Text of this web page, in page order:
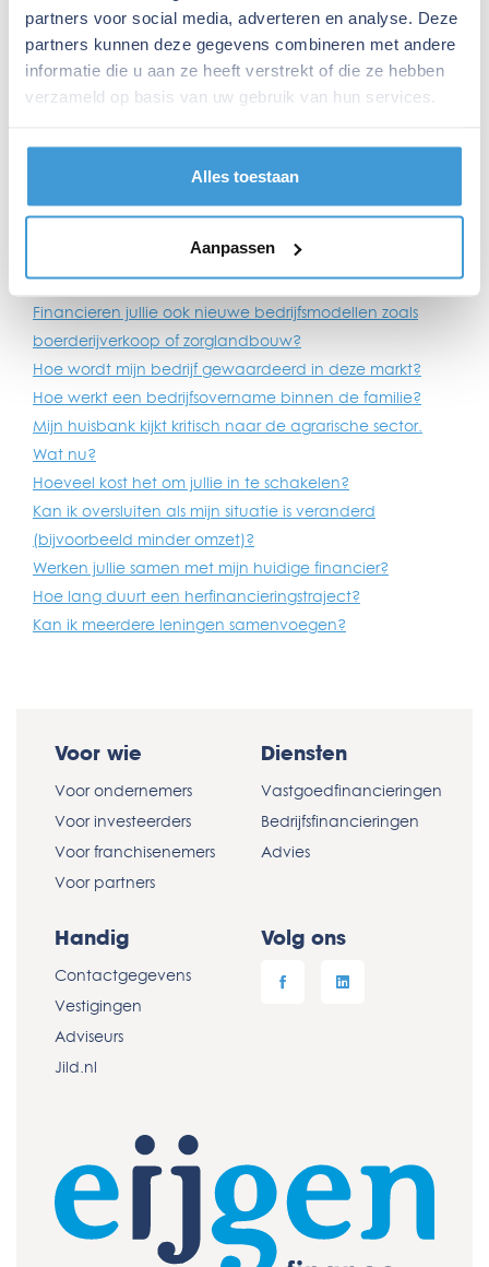
partners voor social media, adverteren en analyse. Deze
partners kunnen deze gegevens combineren met andere
informatie die u aan ze heeft verstrekt of die ze hebben
verzameld op basis van uw gebruik van hun services.
Alles toestaan
Aanpassen
overnamebemiddelaar of accountant?
Hoe lang duurt een aankooptraject?
Wanneer is het slim om begeleiding in te schakelen?
Wat kost aankoopbegeleiding bij jullie?
Wat is een bijzonder beheer traject en kan Eijgen
Finance daarbij helpen?
Financieren jullie ook nieuwe bedrijfsmodellen zoals
boerderijverkoop of zorglandbouw?
Hoe wordt mijn bedrijf gewaardeerd in deze markt?
Hoe werkt een bedrijfsovername binnen de familie?
Mijn huisbank kijkt kritisch naar de agrarische sector.
Wat nu?
Hoeveel kost het om jullie in te schakelen?
Kan ik oversluiten als mijn situatie is veranderd
(bijvoorbeeld minder omzet)?
Werken jullie samen met mijn huidige financier?
Hoe lang duurt een herfinancieringstraject?
Kan ik meerdere leningen samenvoegen?
Voor wie
Voor ondernemers
Voor investeerders
Voor franchisenemers
Voor partners
Diensten
Vastgoedfinancieringen
Bedrijfsfinancieringen
Advies
Handig
Contactgegevens
Vestigingen
Adviseurs
Jild.nl
Volg ons